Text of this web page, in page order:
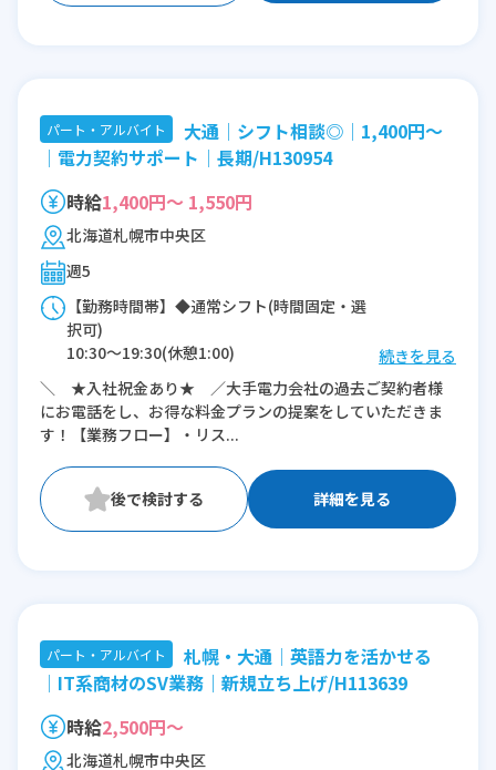
パート・アルバイト
大通│シフト相談◎│1,400円～
│電力契約サポート│長期/H130954
時給1,400円～ 1,550円
北海道札幌市中央区
週5
【勤務時間帯】◆通常シフト(時間固定・選
択可)
10:30〜19:30(休憩1:00)
※残業：0〜1時間程度/月
続きを見る
＼ ★入社祝金あり★ ／大手電力会社の過去ご契約者様
にお電話をし、お得な料金プランの提案をしていただきま
す！【業務フロー】・リス...
詳細を見る
パート・アルバイト
札幌・大通│英語力を活かせる
│IT系商材のSV業務｜新規立ち上げ/H113639
時給2,500円～
北海道札幌市中央区